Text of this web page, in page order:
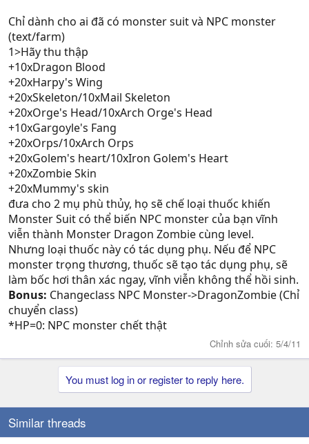
Chỉ dành cho ai đã có monster suit và NPC monster
(text/farm)
1>Hãy thu thập
+10xDragon Blood
+20xHarpy's Wing
+20xSkeleton/10xMail Skeleton
+20xOrge's Head/10xArch Orge's Head
+10xGargoyle's Fang
+20xOrps/10xArch Orps
+20xGolem's heart/10xIron Golem's Heart
+20xZombie Skin
+20xMummy's skin
đưa cho 2 mụ phù thủy, họ sẽ chế loại thuốc khiến
Monster Suit có thể biến NPC monster của bạn vĩnh
viễn thành Monster Dragon Zombie cùng level.
Nhưng loại thuốc này có tác dụng phụ. Nếu để NPC
monster trọng thương, thuốc sẽ tạo tác dụng phụ, sẽ
làm bốc hơi thân xác ngay, vĩnh viễn không thể hồi sinh.
Bonus: Changeclass NPC Monster->DragonZombie (Chỉ
chuyển class)
*HP=0: NPC monster chết thật
Chỉnh sửa cuối: 5/4/11
You must log in or register to reply here.
Similar threads